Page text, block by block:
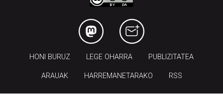
HONI BURUZ LEGE OHARRA PUBLIZITATEA
ARAUAK HARREMANETARAKO RSS